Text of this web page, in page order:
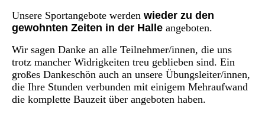
Unsere Sportangebote werden wieder zu den
gewohnten Zeiten in der Halle angeboten.
Wir sagen Danke an alle Teilnehmer/innen, die uns
trotz mancher Widrigkeiten treu geblieben sind. Ein
großes Dankeschön auch an unsere Übungsleiter/innen,
die Ihre Stunden verbunden mit einigem Mehraufwand
die komplette Bauzeit über angeboten haben.